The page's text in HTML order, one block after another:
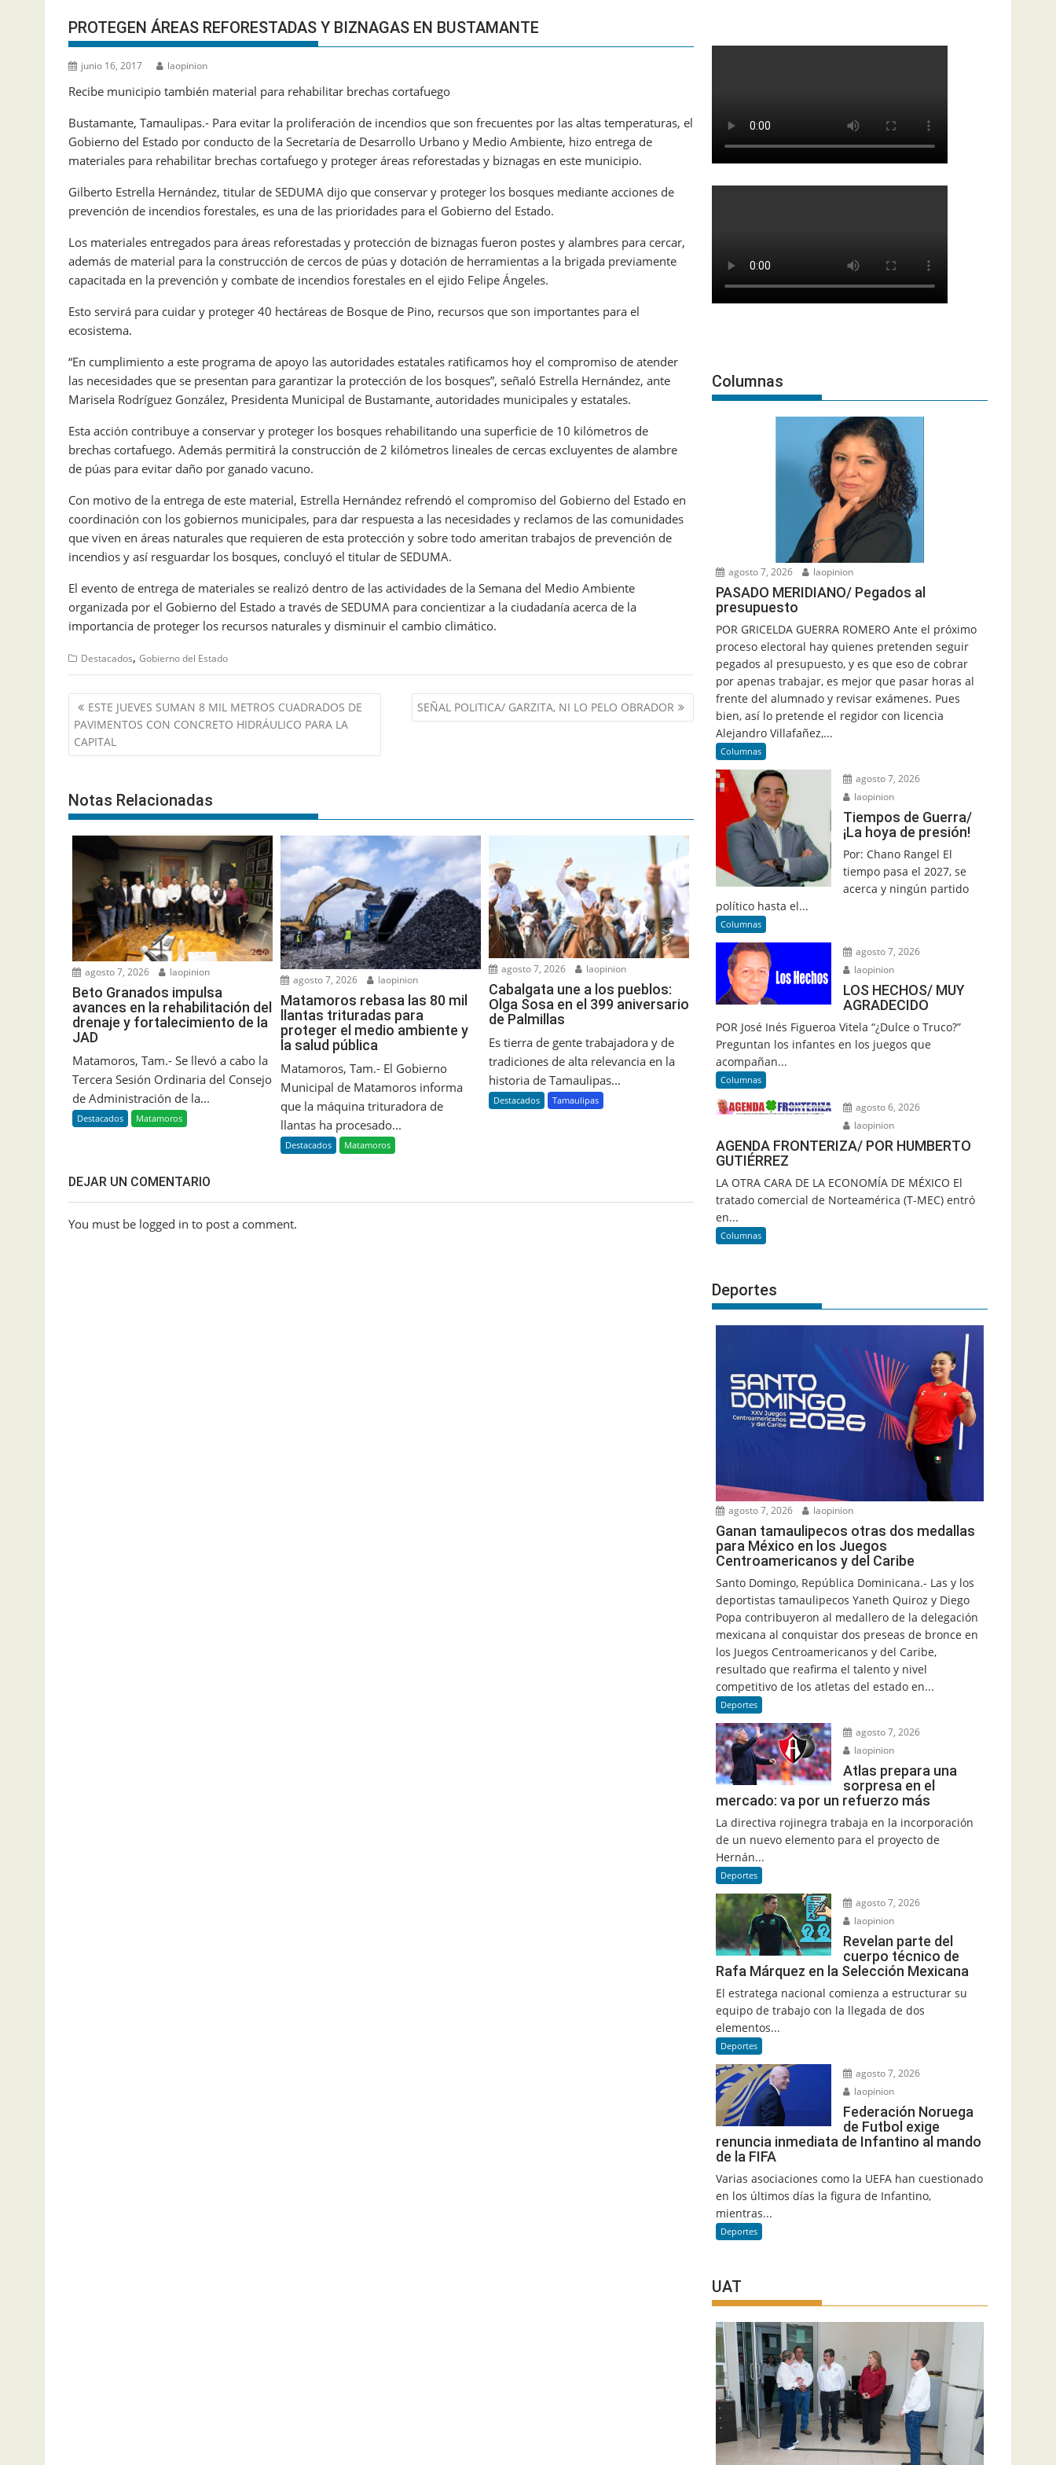
PROTEGEN ÁREAS REFORESTADAS Y BIZNAGAS EN BUSTAMANTE
junio 16, 2017 laopinion
Recibe municipio también material para rehabilitar brechas cortafuego
Bustamante, Tamaulipas.- Para evitar la proliferación de incendios que son frecuentes por las altas temperaturas, el
Gobierno del Estado por conducto de la Secretaría de Desarrollo Urbano y Medio Ambiente, hizo entrega de
materiales para rehabilitar brechas cortafuego y proteger áreas reforestadas y biznagas en este municipio.
Gilberto Estrella Hernández, titular de SEDUMA dijo que conservar y proteger los bosques mediante acciones de
prevención de incendios forestales, es una de las prioridades para el Gobierno del Estado.
Los materiales entregados para áreas reforestadas y protección de biznagas fueron postes y alambres para cercar,
además de material para la construcción de cercos de púas y dotación de herramientas a la brigada previamente
capacitada en la prevención y combate de incendios forestales en el ejido Felipe Ángeles.
Esto servirá para cuidar y proteger 40 hectáreas de Bosque de Pino, recursos que son importantes para el
ecosistema.
“En cumplimiento a este programa de apoyo las autoridades estatales ratificamos hoy el compromiso de atender
las necesidades que se presentan para garantizar la protección de los bosques”, señaló Estrella Hernández, ante
Marisela Rodríguez González, Presidenta Municipal de Bustamante¸ autoridades municipales y estatales.
Esta acción contribuye a conservar y proteger los bosques rehabilitando una superficie de 10 kilómetros de
brechas cortafuego. Además permitirá la construcción de 2 kilómetros lineales de cercas excluyentes de alambre
de púas para evitar daño por ganado vacuno.
Con motivo de la entrega de este material, Estrella Hernández refrendó el compromiso del Gobierno del Estado en
coordinación con los gobiernos municipales, para dar respuesta a las necesidades y reclamos de las comunidades
que viven en áreas naturales que requieren de esta protección y sobre todo ameritan trabajos de prevención de
incendios y así resguardar los bosques, concluyó el titular de SEDUMA.
El evento de entrega de materiales se realizó dentro de las actividades de la Semana del Medio Ambiente
organizada por el Gobierno del Estado a través de SEDUMA para concientizar a la ciudadanía acerca de la
importancia de proteger los recursos naturales y disminuir el cambio climático.
Destacados, Gobierno del Estado
Navegación
de
entradas
ESTE JUEVES SUMAN 8 MIL METROS CUADRADOS DE
PAVIMENTOS CON CONCRETO HIDRÁULICO PARA LA
CAPITAL
SEÑAL POLITICA/ GARZITA, NI LO PELO OBRADOR
Notas Relacionadas
agosto 7, 2026 laopinion
Beto Granados impulsa
avances en la rehabilitación del
drenaje y fortalecimiento de la
JAD
Matamoros, Tam.- Se llevó a cabo la
Tercera Sesión Ordinaria del Consejo
de Administración de la...
Destacados Matamoros
agosto 7, 2026 laopinion
Matamoros rebasa las 80 mil
llantas trituradas para
proteger el medio ambiente y
la salud pública
Matamoros, Tam.- El Gobierno
Municipal de Matamoros informa
que la máquina trituradora de
llantas ha procesado...
Destacados Matamoros
agosto 7, 2026 laopinion
Cabalgata une a los pueblos:
Olga Sosa en el 399 aniversario
de Palmillas
Es tierra de gente trabajadora y de
tradiciones de alta relevancia en la
historia de Tamaulipas...
Destacados Tamaulipas
DEJAR UN COMENTARIO
You must be logged in to post a comment.
Columnas
agosto 7, 2026 laopinion
PASADO MERIDIANO/ Pegados al
presupuesto
POR GRICELDA GUERRA ROMERO Ante el próximo
proceso electoral hay quienes pretenden seguir
pegados al presupuesto, y es que eso de cobrar
por apenas trabajar, es mejor que pasar horas al
frente del alumnado y revisar exámenes. Pues
bien, así lo pretende el regidor con licencia
Alejandro Villafañez,...
Columnas
agosto 7, 2026
laopinion
Tiempos de Guerra/
¡La hoya de presión!
Por: Chano Rangel El
tiempo pasa el 2027, se
acerca y ningún partido
político hasta el...
Columnas
agosto 7, 2026
laopinion
LOS HECHOS/ MUY
AGRADECIDO
POR José Inés Figueroa Vitela “¿Dulce o Truco?”
Preguntan los infantes en los juegos que
acompañan...
Columnas
agosto 6, 2026
laopinion
AGENDA FRONTERIZA/ POR HUMBERTO
GUTIÉRREZ
LA OTRA CARA DE LA ECONOMÍA DE MÉXICO El
tratado comercial de Norteamérica (T-MEC) entró
en...
Columnas
Deportes
agosto 7, 2026 laopinion
Ganan tamaulipecos otras dos medallas
para México en los Juegos
Centroamericanos y del Caribe
Santo Domingo, República Dominicana.- Las y los
deportistas tamaulipecos Yaneth Quiroz y Diego
Popa contribuyeron al medallero de la delegación
mexicana al conquistar dos preseas de bronce en
los Juegos Centroamericanos y del Caribe,
resultado que reafirma el talento y nivel
competitivo de los atletas del estado en...
Deportes
agosto 7, 2026
laopinion
Atlas prepara una
sorpresa en el
mercado: va por un refuerzo más
La directiva rojinegra trabaja en la incorporación
de un nuevo elemento para el proyecto de
Hernán...
Deportes
agosto 7, 2026
laopinion
Revelan parte del
cuerpo técnico de
Rafa Márquez en la Selección Mexicana
El estratega nacional comienza a estructurar su
equipo de trabajo con la llegada de dos
elementos...
Deportes
agosto 7, 2026
laopinion
Federación Noruega
de Futbol exige
renuncia inmediata de Infantino al mando
de la FIFA
Varias asociaciones como la UEFA han cuestionado
en los últimos días la figura de Infantino,
mientras...
Deportes
UAT